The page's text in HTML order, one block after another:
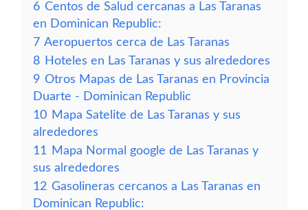
6 Centos de Salud cercanas a Las Taranas
en Dominican Republic:
7 Aeropuertos cerca de Las Taranas
8 Hoteles en Las Taranas y sus alrededores
9 Otros Mapas de Las Taranas en Provincia
Duarte - Dominican Republic
10 Mapa Satelite de Las Taranas y sus
alrededores
11
Mapa Normal google de Las Taranas y
sus alrededores
12 Gasolineras cercanos a Las Taranas en
Dominican Republic: